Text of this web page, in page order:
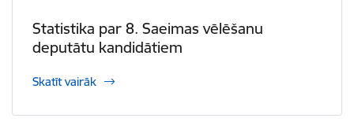
Statistika par 8. Saeimas vēlēšanu
deputātu kandidātiem
Skatīt vairāk